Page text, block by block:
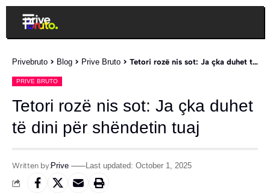
Privebruto > Blog > Prive Bruto > Tetori rozë nis sot: Ja çka duhet të dini për shëndetin tuaj
PRIVE BRUTO
Tetori rozë nis sot: Ja çka duhet
të dini për shëndetin tuaj
Written by:Prive Last updated: October 1, 2025